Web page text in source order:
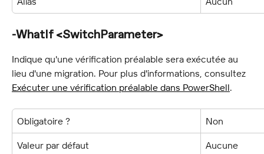
-WhatIf <SwitchParameter>
Indique qu'une vérification préalable sera exécutée au
lieu d'une migration. Pour plus d'informations, consultez
Exécuter une vérification préalable dans PowerShell.
Obligatoire ? Non
Valeur par défaut Aucune